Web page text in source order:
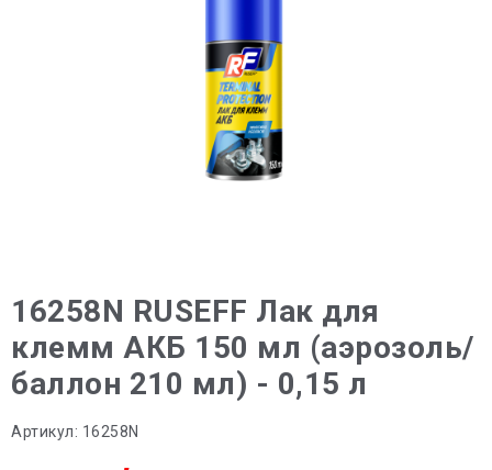
16258N RUSEFF Лак для
клемм АКБ 150 мл (аэрозоль/
баллон 210 мл) - 0,15 л
Артикул: 16258N